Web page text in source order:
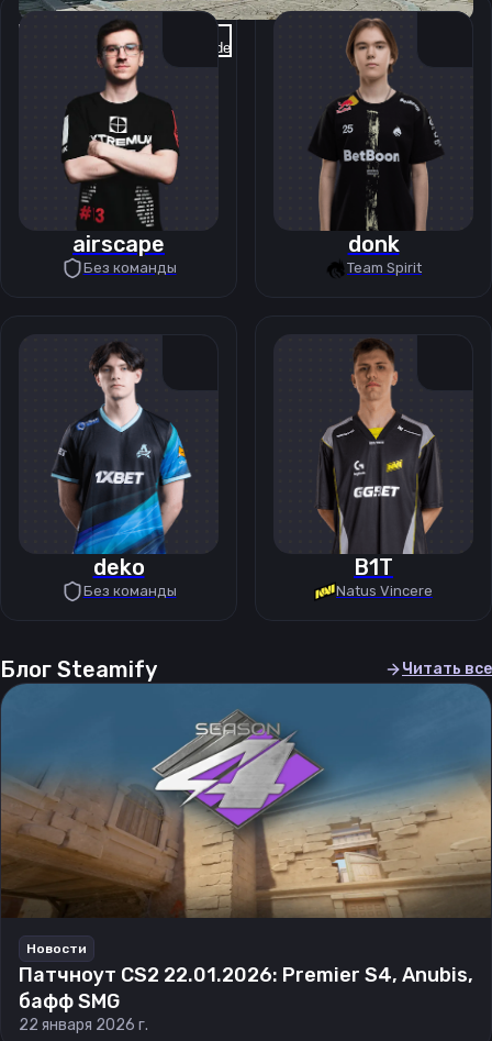
Previous slide Next slide
airscape
Без команды
donk
Team Spirit
deko
Без команды
B1T
Natus Vincere
Блог Steamify Читать все
Новости
Патчноут CS2 22.01.2026: Premier S4, Anubis,
бафф SMG
22 января 2026 г.